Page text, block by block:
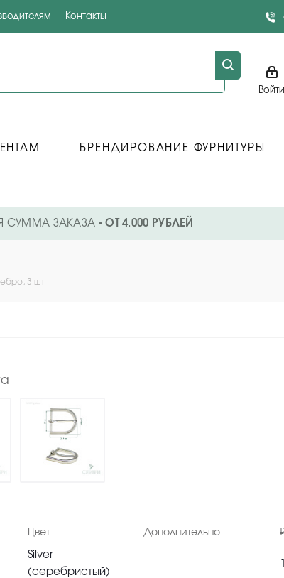
Контакты
Войти
БРЕНДИРОВАНИЕ ФУРНИТУРЫ
СУММА ЗАКАЗА - ОТ 4.000 РУБЛЕЙ
3 шт
Цвет Дополнительно
Silver
(серебристый)